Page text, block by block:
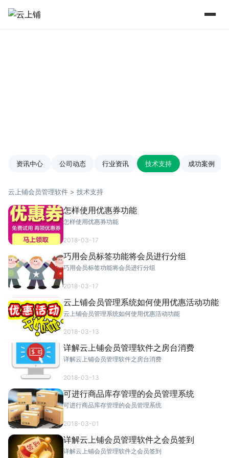
资讯中心 公司动态 行业资讯 技术支持 成功案例
云上铺会员管理软件 > 技术支持
怎样使用优惠券功能
怎样使用优惠券功能
2018-03-17
巧用会员标签功能将会员进行分组
巧用会员标签功能将会员进行分组
2018-03-17
云上铺会员管理系统如何使用优惠活动功能
云上铺会员管理系统如何使用优惠活动功能
2018-03-13
详解云上铺会员管理软件之房台消费
详解云上铺会员管理软件之房台消费
2018-03-13
可进行商品库存管理的会员管理系统
可进行商品库存管理的会员管理系统
2018-03-01
详解云上铺会员管理软件之会员签到
详解云上铺会员管理软件之会员签到